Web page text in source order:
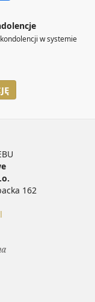
w systemie
162